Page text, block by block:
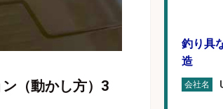
（動かし方）3
釣り具
造
会社名